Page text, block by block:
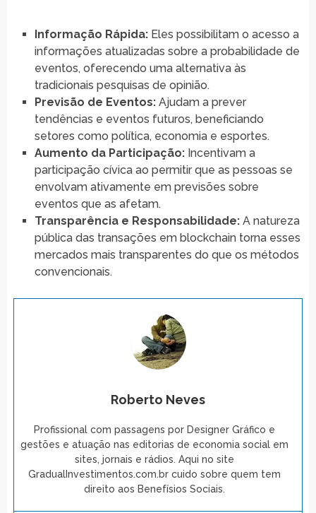
Informação Rápida:Eles possibilitam o acesso a
informações atualizadas sobre a probabilidade de
eventos, oferecendo uma alternativa às
tradicionais pesquisas de opinião.
Previsão de Eventos:Ajudam a prever
tendências e eventos futuros, beneficiando
setores como política, economia e esportes.
Aumento da Participação:Incentivam a
participação cívica ao permitir que as pessoas se
envolvam ativamente em previsões sobre
eventos que as afetam.
Transparência e Responsabilidade:A natureza
pública das transações em blockchain torna esses
mercados mais transparentes do que os métodos
convencionais.
Roberto Neves
Profissional com passagens por Designer Gráfico e
gestões e atuação nas editorias de economia social em
sites, jornais e rádios. Aqui no site
GradualInvestimentos.com.br cuido sobre quem tem
direito aos Benefísios Sociais.